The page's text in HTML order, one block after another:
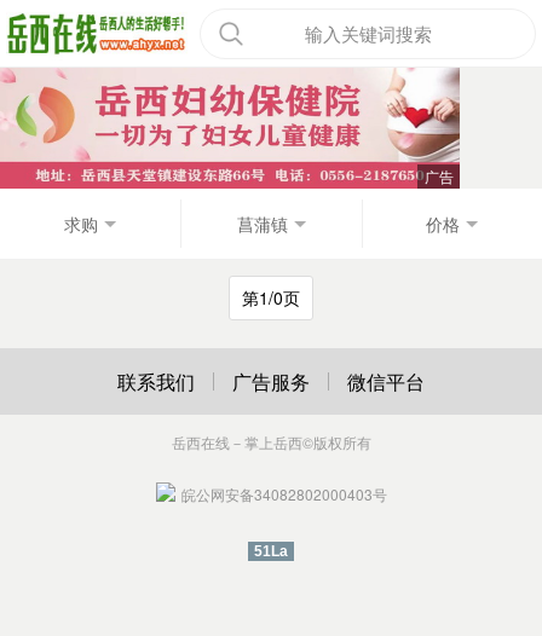
输入关键词搜索
求购 菖蒲镇 价格
第1/0页
联系我们 广告服务 微信平台
岳西在线－掌上岳西©版权所有
皖公网安备34082802000403号
51La